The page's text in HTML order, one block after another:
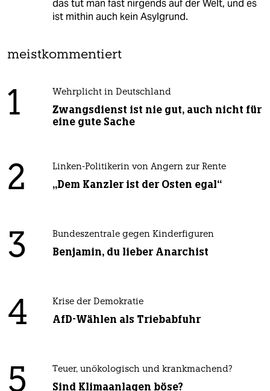
das tut man fast nirgends auf der Welt, und es
ist mithin auch kein Asylgrund.
meistkommentiert
1 Wehrplicht in Deutschland
Zwangsdienst ist nie gut, auch nicht für
eine gute Sache
2 Linken-Politikerin von Angern zur Rente
„Dem Kanzler ist der Osten egal“
3 Bundeszentrale gegen Kinderfiguren
Benjamin, du lieber Anarchist
4 Krise der Demokratie
AfD-Wählen als Triebabfuhr
5 Teuer, unökologisch und krankmachend?
Sind Klimaanlagen böse?